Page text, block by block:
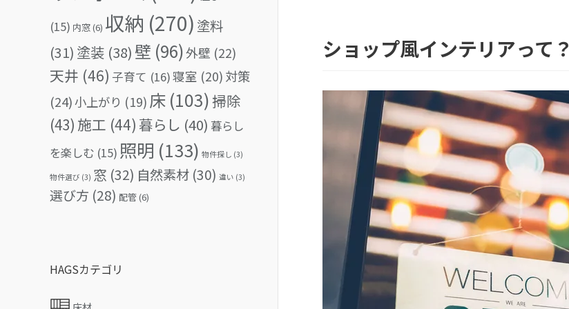
ショップ風インテリアって？
(15) 内窓(6) 収納 (270) 塗料
(31) 塗装 (38) 壁 (96)外壁 (22)
天井 (46) 子育て (16)寝室 (20) 対策
(24)小上がり (19) 床 (103)掃除
(43) 施工 (44) 暮らし (40) 暮らし
を楽しむ (15) 照明 (133) 物件探し (3)
物件選び (3) 窓 (32) 自然素材 (30) 違い (3)
選び方 (28) 配管(6)
HAGSカテゴリ